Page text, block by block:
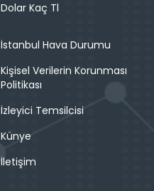
Dolar Kaç Tl
İstanbul Hava Durumu
Kişisel Verilerin Korunması
Politikası
İzleyici Temsilcisi
Künye
İletişim